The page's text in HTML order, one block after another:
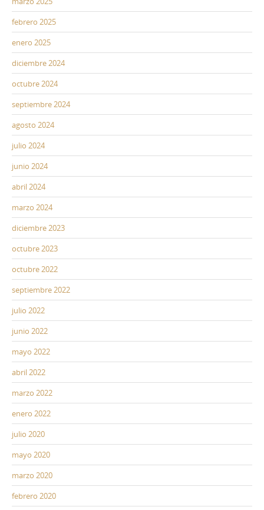
febrero 2025
enero 2025
diciembre 2024
octubre 2024
septiembre 2024
agosto 2024
julio 2024
junio 2024
abril 2024
marzo 2024
diciembre 2023
octubre 2023
octubre 2022
septiembre 2022
julio 2022
junio 2022
mayo 2022
abril 2022
marzo 2022
enero 2022
julio 2020
mayo 2020
marzo 2020
febrero 2020